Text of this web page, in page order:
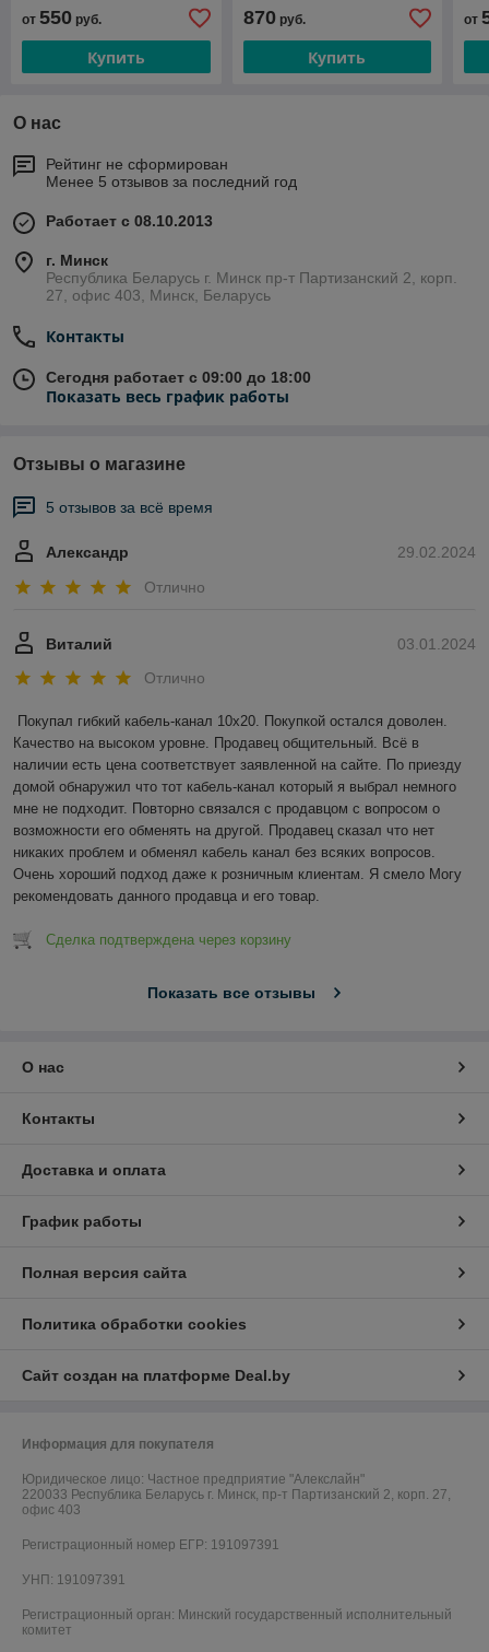
от 550 руб.
Купить
870руб.
Купить
от
О нас
Рейтинг не сформирован
Менее 5 отзывов за последний год
Работает с 08.10.2013
г. Минск
Республика Беларусь г. Минск пр-т Партизанский 2, корп.
27, офис 403, Минск, Беларусь
Контакты
Сегодня работает с 09:00 до 18:00
Показать весь график работы
Отзывы о магазине
5 отзывов за всё время
29.02.2024
Александр
Отлично
03.01.2024
Виталий
Отлично
Покупал гибкий кабель-канал 10х20. Покупкой остался доволен.
Качество на высоком уровне. Продавец общительный. Всё в
наличии есть цена соответствует заявленной на сайте. По приезду
домой обнаружил что тот кабель-канал который я выбрал немного
мне не подходит. Повторно связался с продавцом с вопросом о
возможности его обменять на другой. Продавец сказал что нет
никаких проблем и обменял кабель канал без всяких вопросов.
Очень хороший подход даже к розничным клиентам. Я смело Могу
рекомендовать данного продавца и его товар.
Сделка подтверждена через корзину
Показать все отзывы
О нас
Контакты
Доставка и оплата
График работы
Полная версия сайта
Политика обработки cookies
Сайт создан на платформе Deal.by
Информация для покупателя
Юридическое лицо: Частное предприятие "Алекслайн"
220033 Республика Беларусь г. Минск, пр-т Партизанский 2, корп. 27,
офис 403
Регистрационный номер ЕГР: 191097391
УНП: 191097391
Регистрационный орган: Минский государственный исполнительный
комитет